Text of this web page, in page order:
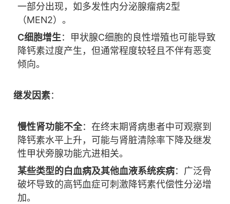
一部分出现，如多发性内分泌腺瘤病2型
（MEN2）。
C细胞增生：甲状腺C细胞的良性增殖也可能导致
降钙素过度产生，但通常程度较轻且不伴有恶变
倾向。
继发因素：
慢性肾功能不全：在终末期肾病患者中可观察到
降钙素水平上升，可能与肾脏清除率下降及继发
性甲状旁腺功能亢进相关。
某些类型的白血病及其他血液系统疾病：广泛骨
破坏导致的高钙血症可刺激降钙素代偿性分泌增
加。